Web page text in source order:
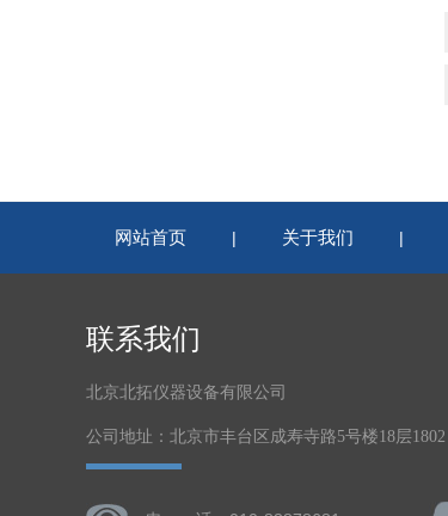
网站首页 | 关于我们 |
联系我们
北京北拓仪器设备有限公司
公司地址：北京市丰台区成寿寺路5号楼18层